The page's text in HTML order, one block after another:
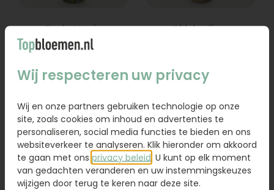
Boeket Lexie
Vanaf
Phlebodium
Wij respecteren uw privacy
Wij en onze partners gebruiken technologie op onze
site, zoals cookies om inhoud en advertenties te
personaliseren, social media functies te bieden en ons
websiteverkeer te analyseren. Klik hieronder om akkoord
te gaan met ons privacy beleid . U kunt op elk moment
van gedachten veranderen en uw instemmingskeuzes
wijzigen door terug te keren naar deze site.